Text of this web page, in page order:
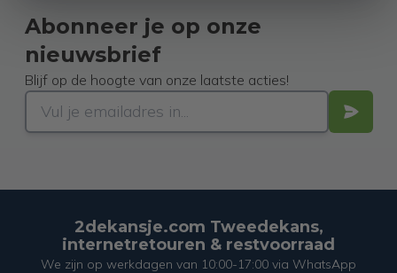
Abonneer je op onze
nieuwsbrief
Blijf op de hoogte van onze laatste acties!
2dekansje.com Tweedekans,
internetretouren & restvoorraad
We zijn op werkdagen van 10:00-17:00 via WhatsApp